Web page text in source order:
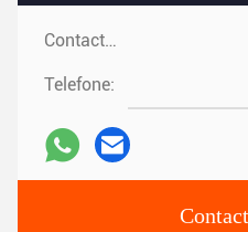
Contactos:
Telefone: